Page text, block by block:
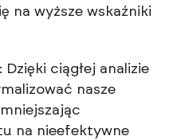
na wyższe wskaźniki
ciągłej analizie
nasze
na nieefektywne